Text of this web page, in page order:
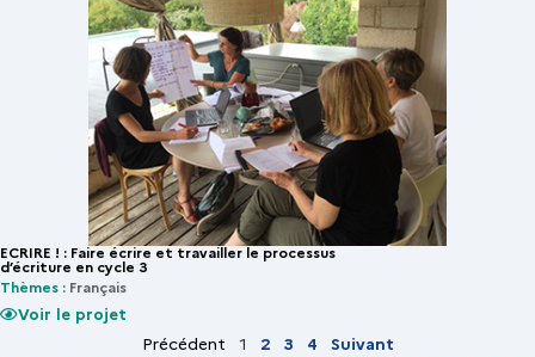
ECRIRE ! : Faire écrire et travailler le processus
d’écriture en cycle 3
Thèmes : Français
Voir le projet
Précédent 1 2 3 4 Suivant